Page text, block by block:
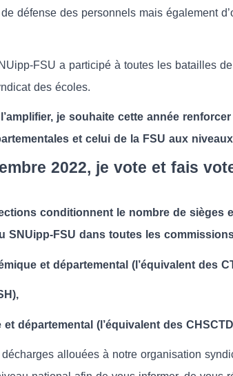
défense des personnels mais également
FSU a participé à toutes les batailles
des écoles.
je souhaite cette année
et celui de la FSU aux
2022, je vote et fais
conditionnent le nombre de sièges
SNUipp-FSU dans toutes les
et départemental (l’équivalent des
départemental (l’équivalent des
décharges allouées à notre organisation